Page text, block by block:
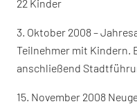
22 Kinder
3. Oktober 2008 –
Teilnehmer mit Kindern.
anschließend
15. November 2008